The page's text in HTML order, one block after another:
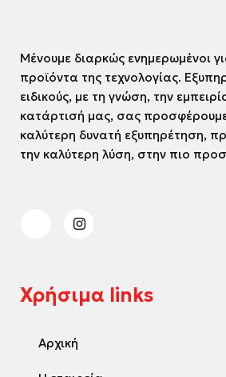
Μένουμε διαρκώς ενημερωμένοι
προϊόντα της τεχνολογίας.
ειδικούς, με τη γνώση, την
κατάρτισή μας, σας
καλύτερη δυνατή εξυπηρέτηση,
την καλύτερη λύση, στην πιο
Χρήσιμα links
Αρχική